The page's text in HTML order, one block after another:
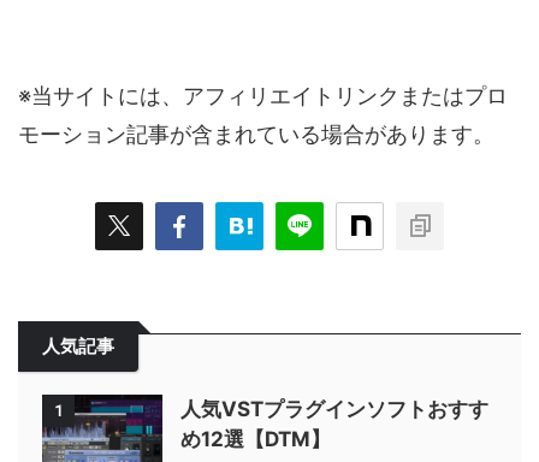
※当サイトには、アフィリエイトリンクまたはプロ
モーション記事が含まれている場合があります。
人気記事
1
人気VSTプラグインソフトおすす
め12選【DTM】